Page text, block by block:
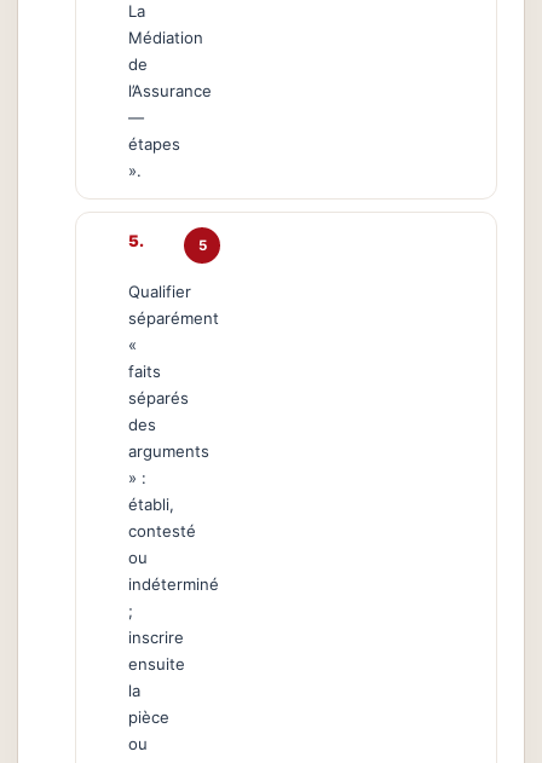
La
Médiation
de
l’Assurance
—
étapes
».
5
Qualifier
séparément
«
faits
séparés
des
arguments
» :
établi,
contesté
ou
indéterminé
;
inscrire
ensuite
la
pièce
ou